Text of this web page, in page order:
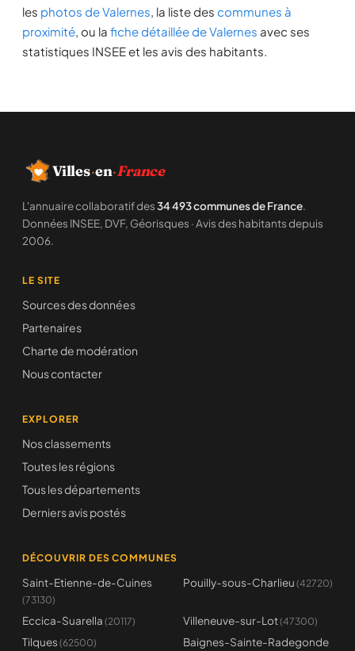
les photos de Valernes, la liste des communes à
proximité, ou la fiche détaillée de Valernes avec ses
statistiques INSEE et les avis des habitants.
Villes·en·France
L'annuaire collaboratif des34 493 communes de France.
Données INSEE, DVF, Géorisques · Avis des habitants depuis
2006.
LE SITE
Sources des données
Partenaires
Charte de modération
Nous contacter
EXPLORER
Nos classements
Toutes les régions
Tous les départements
Derniers avis postés
DÉCOUVRIR DES COMMUNES
Saint-Etienne-de-Cuines
(73130)
Pouilly-sous-Charlieu (42720)
Eccica-Suarella (20117) Villeneuve-sur-Lot(47300)
Tilques (62500) Baignes-Sainte-Radegonde